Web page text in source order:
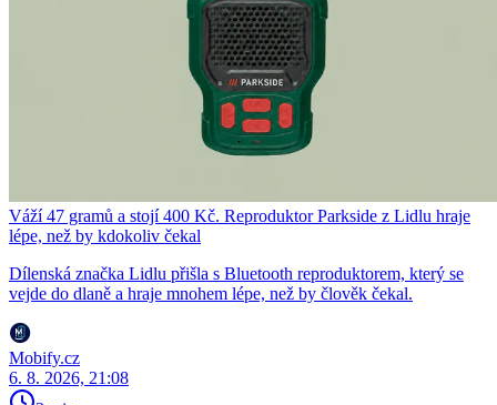
Váží 47 gramů a stojí 400 Kč. Reproduktor Parkside z Lidlu hraje
lépe, než by kdokoliv čekal
Dílenská značka Lidlu přišla s Bluetooth reproduktorem, který se
vejde do dlaně a hraje mnohem lépe, než by člověk čekal.
Mobify.cz
6. 8. 2026, 21:08